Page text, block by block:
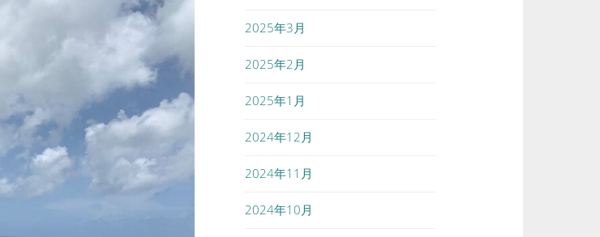
2025年3月
2025年2月
2025年1月
2024年12月
2024年11月
2024年10月